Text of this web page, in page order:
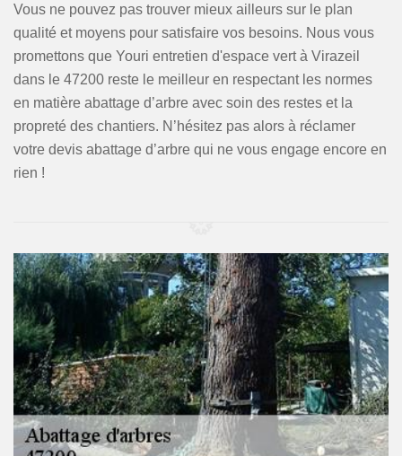
Vous ne pouvez pas trouver mieux ailleurs sur le plan
qualité et moyens pour satisfaire vos besoins. Nous vous
promettons que Youri entretien d'espace vert à Virazeil
dans le 47200 reste le meilleur en respectant les normes
en matière abattage d’arbre avec soin des restes et la
propreté des chantiers. N’hésitez pas alors à réclamer
votre devis abattage d’arbre qui ne vous engage encore en
rien !